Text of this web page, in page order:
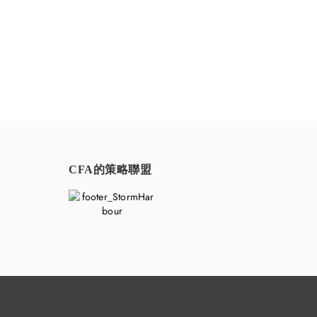
CFA的策略聯盟